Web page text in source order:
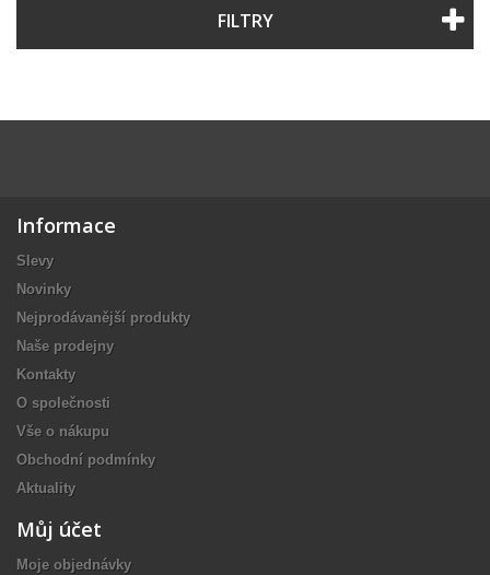
FILTRY
Informace
Slevy
Novinky
Nejprodávanější produkty
Naše prodejny
Kontakty
O společnosti
Vše o nákupu
Obchodní podmínky
Aktuality
Můj účet
Moje objednávky